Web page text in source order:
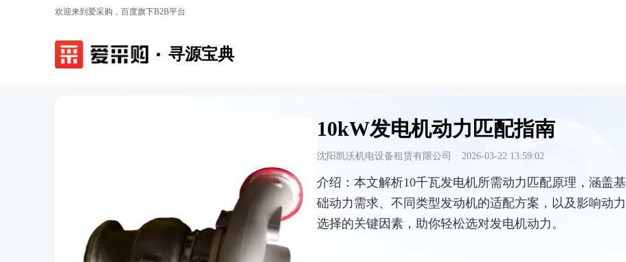
欢迎来到爱采购，百度旗下B2B平台
寻源宝典
10kW发电机动力匹配指南
沈阳凯沃机电设备租赁有限公司 · 2026-03-22 13:59:02
介绍： 本文解析10千瓦发电机所需动力匹配原理，涵盖基
础动力需求、不同类型发动机的适配方案，以及影响动力
选择的关键因素，助你轻松选对发电机动力。